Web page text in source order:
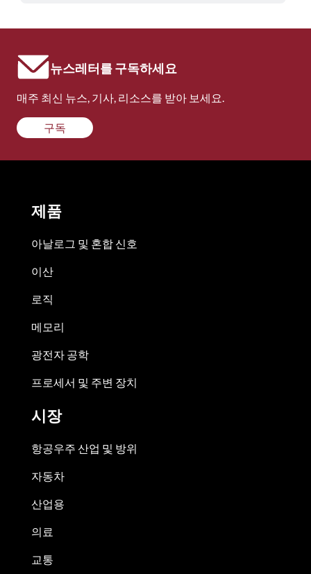
뉴스레터를 구독하세요
매주 최신 뉴스, 기사, 리소스를 받아 보세요.
구독
제품
아날로그 및 혼합 신호
이산
로직
메모리
광전자 공학
프로세서 및 주변 장치
시장
항공우주 산업 및 방위
자동차
산업용
의료
교통